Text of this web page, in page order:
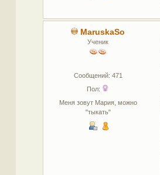
MaruskaSo
Ученик
Сообщений: 471
Пол:
Меня зовут Мария, можно
"тыкать"